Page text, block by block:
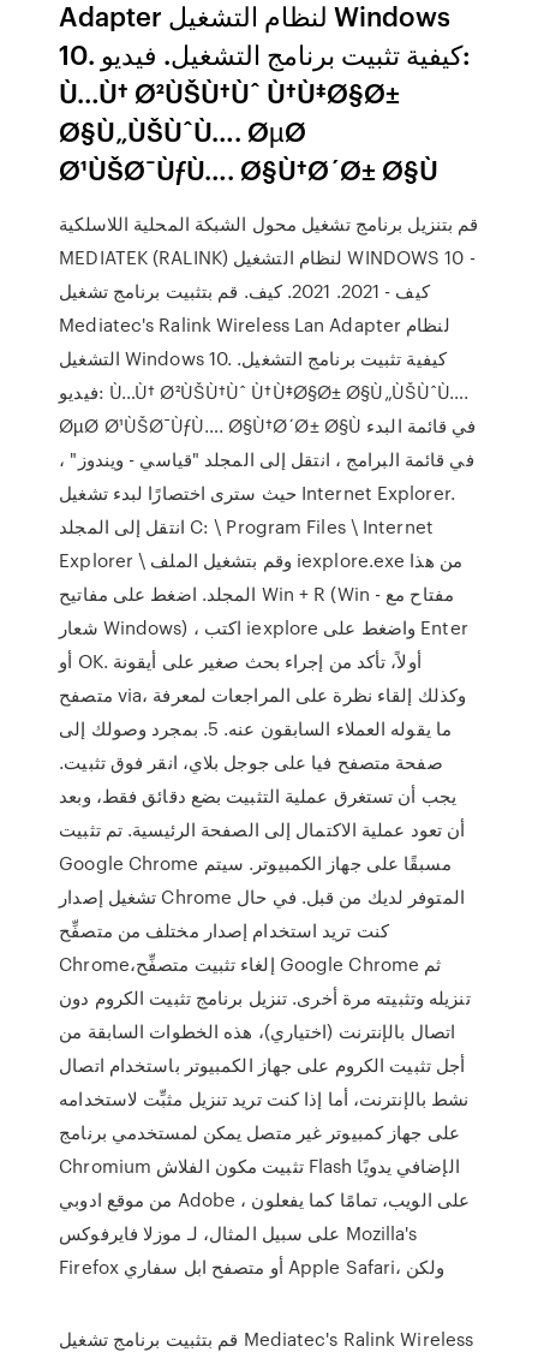
Adapter لنظام التشغيل Windows
10. كيفية تثبيت برنامج التشغيل. فيديو:
Ù…Ù† Ø²ÙŠÙ†Ùˆ Ù†Ù‡Ø§Ø±
Ø§Ù„ÙŠÙˆÙ…. ØµØ
Ø¹ÙŠØ¯ÙƒÙ…. Ø§Ù†Ø´Ø± Ø§Ù
قم بتنزيل برنامج تشغيل محول الشبكة المحلية اللاسلكية
MEDIATEK (RALINK) لنظام التشغيل WINDOWS 10 -
كيف - 2021. 2021. كيف. قم بتثبيت برنامج تشغيل
Mediatec's Ralink Wireless Lan Adapter لنظام
التشغيل Windows 10. كيفية تثبيت برنامج التشغيل.
فيديو: Ù…Ù† Ø²ÙŠÙ†Ùˆ Ù†Ù‡Ø§Ø± Ø§Ù„ÙŠÙˆÙ….
ØµØ Ø¹ÙŠØ¯ÙƒÙ…. Ø§Ù†Ø´Ø± Ø§Ù في قائمة البدء
في قائمة البرامج ، انتقل إلى المجلد "قياسي - ويندوز" ،
حيث سترى اختصارًا لبدء تشغيل Internet Explorer.
انتقل إلى المجلد C: \ Program Files \ Internet
Explorer \ وقم بتشغيل الملف iexplore.exe من هذا
المجلد. اضغط على مفاتيح Win + R (Win - مفتاح مع
شعار Windows) ، اكتب iexplore واضغط على Enter
أو OK. أولاً، تأكد من إجراء بحث صغير على أيقونة
متصفح via، وكذلك إلقاء نظرة على المراجعات لمعرفة
ما يقوله العملاء السابقون عنه. 5. بمجرد وصولك إلى
صفحة متصفح فيا على جوجل بلاي، انقر فوق تثبيت.
يجب أن تستغرق عملية التثبيت بضع دقائق فقط، وبعد
أن تعود عملية الاكتمال إلى الصفحة الرئيسية. تم تثبيت
Google Chrome مسبقًا على جهاز الكمبيوتر. سيتم
تشغيل إصدار Chrome المتوفر لديك من قبل. في حال
كنت تريد استخدام إصدار مختلف من متصفِّح
Chrome،إلغاء تثبيت متصفِّح Google Chrome ثم
تنزيله وتثبيته مرة أخرى. تنزيل برنامج تثبيت الكروم دون
اتصال بالإنترنت (اختياري)، هذه الخطوات السابقة من
أجل تثبيت الكروم على جهاز الكمبيوتر باستخدام اتصال
نشط بالإنترنت، أما إذا كنت تريد تنزيل مثبِّت لاستخدامه
على جهاز كمبيوتر غير متصل يمكن لمستخدمي برنامج
Chromium تثبيت مكون الفلاش Flash الإضافي يدويًا
من موقع ادوبي Adobe على الويب، تمامًا كما يفعلون ،
على سبيل المثال، لـ موزلا فايرفوكس Mozilla's
Firefox أو متصفح ابل سفاري Apple Safari، ولكن
قم بتثبيت برنامج تشغيل Mediatec's Ralink Wireless